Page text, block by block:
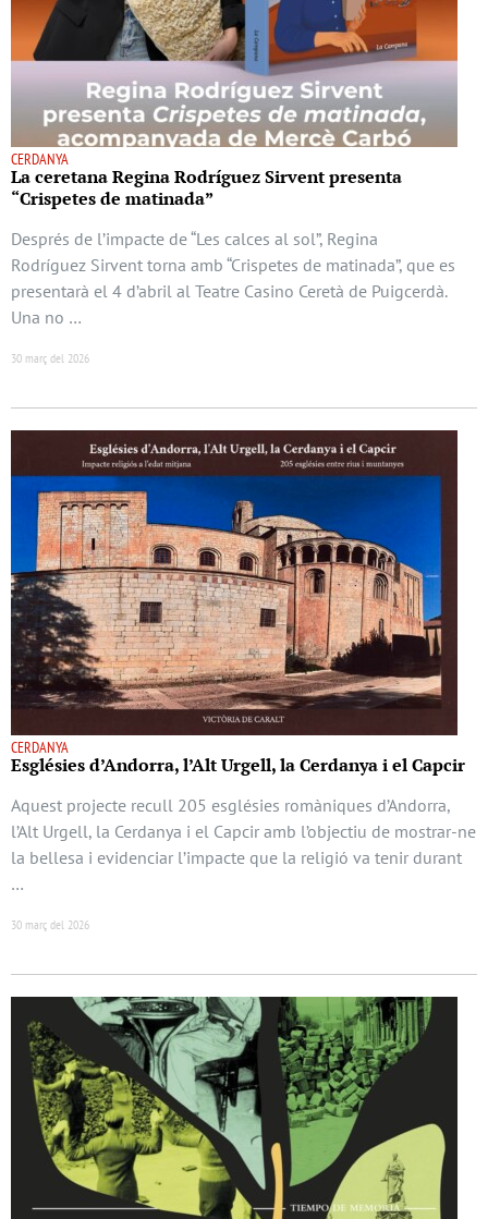
CERDANYA
La ceretana Regina Rodríguez Sirvent presenta
“Crispetes de matinada”
Després de l’impacte de “Les calces al sol”, Regina
Rodríguez Sirvent torna amb “Crispetes de matinada”, que es
presentarà el 4 d’abril al Teatre Casino Ceretà de Puigcerdà.
Una no …
30 març del 2026
CERDANYA
Esglésies d’Andorra, l’Alt Urgell, la Cerdanya i el Capcir
Aquest projecte recull 205 esglésies romàniques d’Andorra,
l’Alt Urgell, la Cerdanya i el Capcir amb l’objectiu de mostrar-ne
la bellesa i evidenciar l’impacte que la religió va tenir durant
…
30 març del 2026